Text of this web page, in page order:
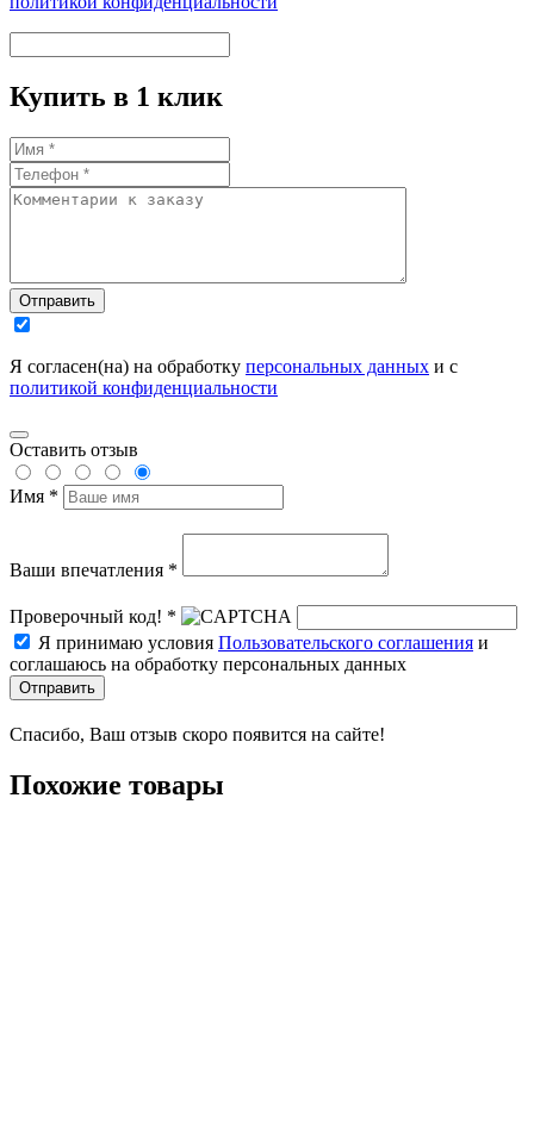
Купить в 1 клик
Отправить
Я согласен(на) на обработку персональных данных и с
политикой конфиденциальности
Оставить отзыв
Имя *
Ваши впечатления *
Проверочный код! *
Я принимаю условия Пользовательского соглашения и
соглашаюсь на обработку персональных данных
Отправить
Спасибо, Ваш отзыв скоро появится на сайте!
Похожие товары